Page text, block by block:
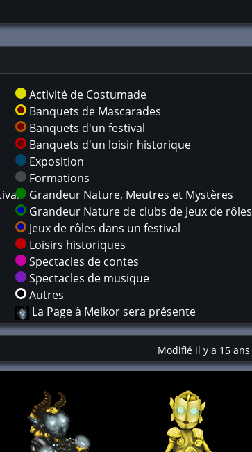
Activité de Costumade
Banquets de Mascarades
Banquets d'un festival
Banquets d'un loisir historique
Exposition
Formations
Grandeur Nature, Meutres et Mystères
Grandeur Nature de clubs de Jeux de rôles
Jeux de rôles dans un festival
Loisirs historiques
Spectacles de contes
Spectacles de musique
Autres
La Page à Melkor sera présente
Modifié il y a 15 ans